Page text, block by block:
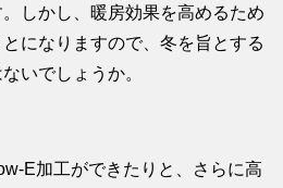
しかし、暖房効果を高めるため
になりますので、冬を旨とする
いでしょうか。
E加工ができたりと、さらに高